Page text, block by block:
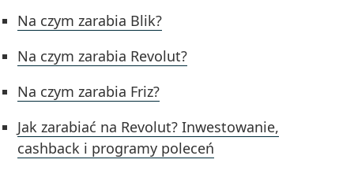
Na czym zarabia Blik?
Na czym zarabia Revolut?
Na czym zarabia Friz?
Jak zarabiać na Revolut? Inwestowanie,
cashback i programy poleceń